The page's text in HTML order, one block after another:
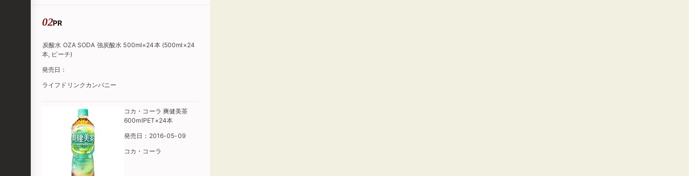
PR
炭酸水 OZA SODA 強炭酸水 500ml×24本 (500ml×24
本, ピーチ)
発売日：
ライフドリンクカンパニー
コカ・コーラ 爽健美茶
600mlPET×24本
発売日：2016-05-09
コカ・コーラ